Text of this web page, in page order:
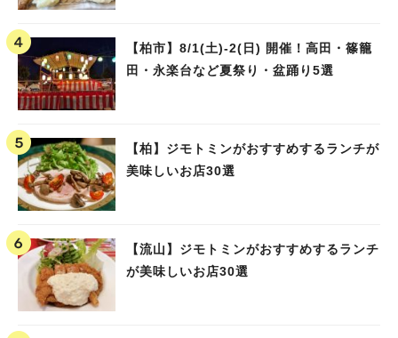
【柏市】8/1(土)‐2(日) 開催！高田・篠籠
田・永楽台など夏祭り・盆踊り5選
【柏】ジモトミンがおすすめするランチが
美味しいお店30選
【流山】ジモトミンがおすすめするランチ
が美味しいお店30選